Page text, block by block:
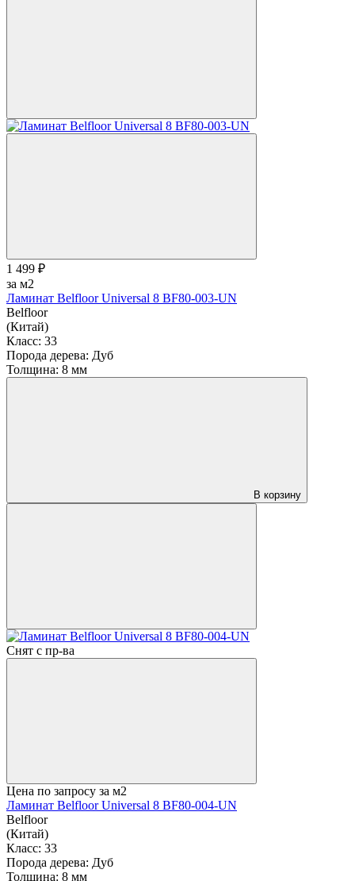
1 499 ₽
за м2
Ламинат Belfloor Universal 8 BF80-003-UN
Belfloor
(Китай)
Класс: 33
Порода дерева: Дуб
Толщина: 8 мм
В корзину
Снят с пр-ва
Цена по запросу за м2
Ламинат Belfloor Universal 8 BF80-004-UN
Belfloor
(Китай)
Класс: 33
Порода дерева: Дуб
Толщина: 8 мм